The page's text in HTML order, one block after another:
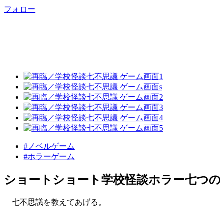
フォロー
#ノベルゲーム
#ホラーゲーム
ショートショート学校怪談ホラー七つ
七不思議を教えてあげる。